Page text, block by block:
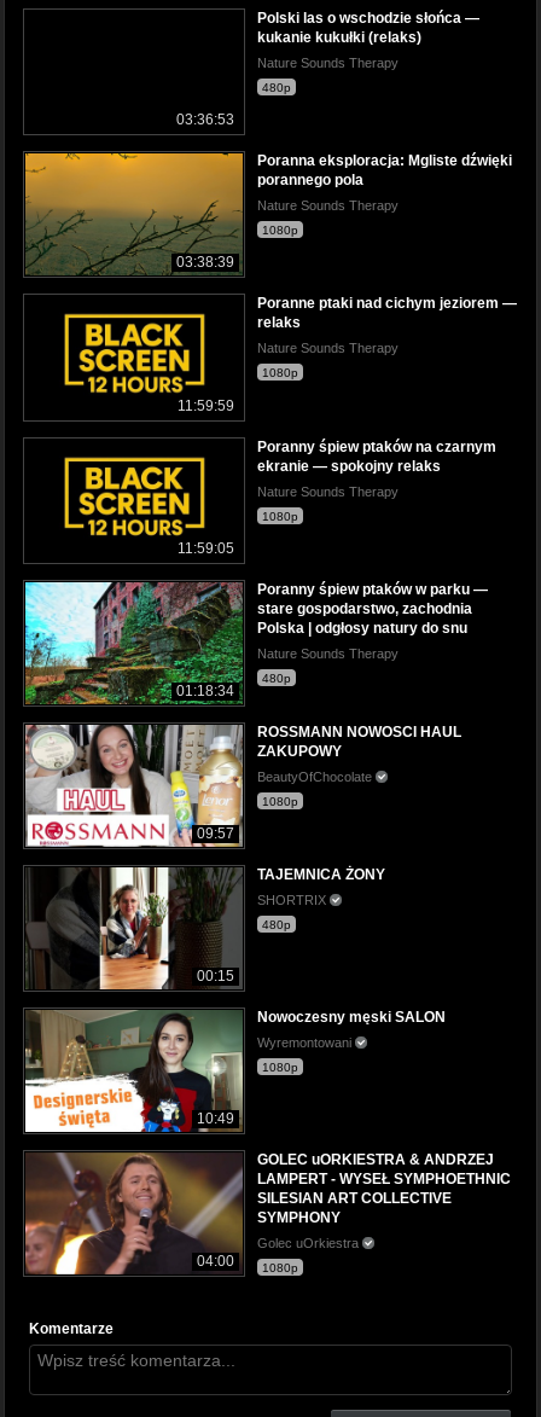
03:36:53
Polski las o wschodzie słońca —
kukanie kukułki (relaks)
Nature Sounds Therapy
480p
03:38:39
Poranna eksploracja: Mgliste dźwięki
porannego pola
Nature Sounds Therapy
1080p
11:59:59
Poranne ptaki nad cichym jeziorem —
relaks
Nature Sounds Therapy
1080p
11:59:05
Poranny śpiew ptaków na czarnym
ekranie — spokojny relaks
Nature Sounds Therapy
1080p
01:18:34
Poranny śpiew ptaków w parku —
stare gospodarstwo, zachodnia
Polska | odgłosy natury do snu
Nature Sounds Therapy
480p
09:57
ROSSMANN NOWOSCI HAUL
ZAKUPOWY
BeautyOfChocolate
1080p
00:15
TAJEMNICA ŻONY
SHORTRIX
480p
10:49
Nowoczesny męski SALON
Wyremontowani
1080p
04:00
GOLEC uORKIESTRA & ANDRZEJ
LAMPERT - WYSEŁ SYMPHOETHNIC
SILESIAN ART COLLECTIVE
SYMPHONY
Golec uOrkiestra
1080p
Komentarze